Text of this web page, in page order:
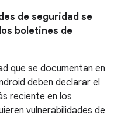
de seguridad se
boletines de
que se documentan en
deben declarar el
reciente en los
vulnerabilidades de